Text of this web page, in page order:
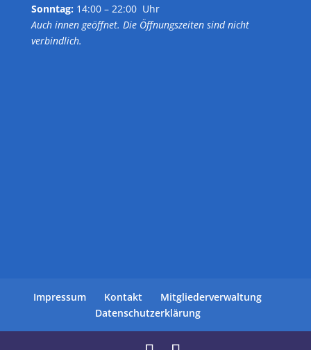
Sonntag: 14:00 – 22:00 Uhr
Auch innen geöffnet. Die Öffnungszeiten sind nicht
verbindlich.
Impressum Kontakt
Mitgliederverwaltung
Datenschutzerklärung